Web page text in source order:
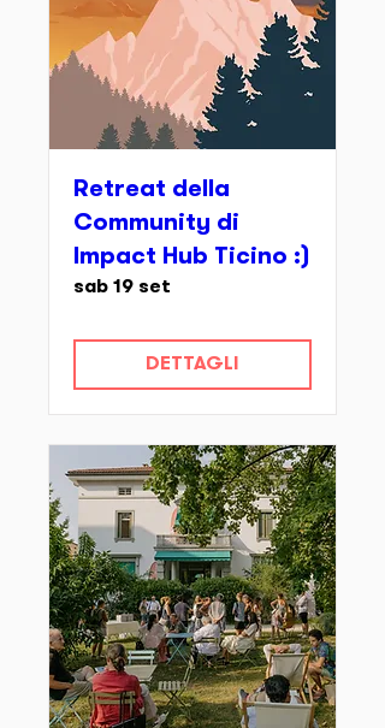
Retreat della
Community di
Impact Hub Ticino :)
sab 19 set
DETTAGLI